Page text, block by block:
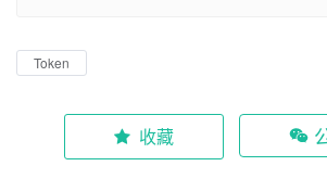
Token
收藏